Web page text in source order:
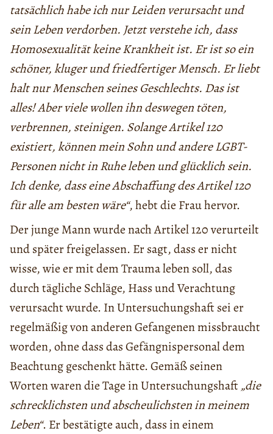
tatsächlich habe ich nur Leiden verursacht und
sein Leben verdorben. Jetzt verstehe ich, dass
Homosexualität keine Krankheit ist. Er ist so ein
schöner, kluger und friedfertiger Mensch. Er liebt
halt nur Menschen seines Geschlechts. Das ist
alles! Aber viele wollen ihn deswegen töten,
verbrennen, steinigen. Solange Artikel 120
existiert, können mein Sohn und andere LGBT-
Personen nicht in Ruhe leben und glücklich sein.
Ich denke, dass eine Abschaffung des Artikel 120
für alle am besten wäre“, hebt die Frau hervor.
Der junge Mann wurde nach Artikel 120 verurteilt
und später freigelassen. Er sagt, dass er nicht
wisse, wie er mit dem Trauma leben soll, das
durch tägliche Schläge, Hass und Verachtung
verursacht wurde. In Untersuchungshaft sei er
regelmäßig von anderen Gefangenen missbraucht
worden, ohne dass das Gefängnispersonal dem
Beachtung geschenkt hätte. Gemäß seinen
Worten waren die Tage in Untersuchungshaft„die
schrecklichsten und abscheulichsten in meinem
Leben“. Er bestätigte auch, dass in einem